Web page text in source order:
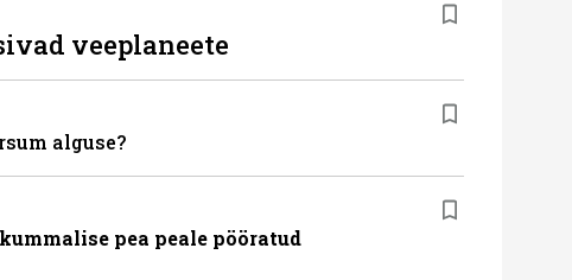
veeplaneete
alguse?
pea peale pööratud